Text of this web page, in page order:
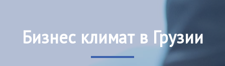
Бизнес климат в Грузии